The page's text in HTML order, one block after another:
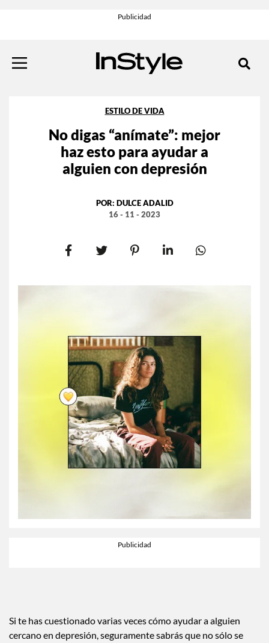
ESTILO DE VIDA
No digas “anímate”: mejor
haz esto para ayudar a
alguien con depresión
POR: DULCE ADALID
16 - 11 - 2023
Si te has cuestionado varias veces cómo ayudar a alguien
cercano en depresión, seguramente sabrás que no sólo se